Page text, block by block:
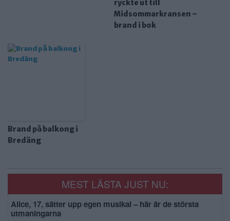
ryckte ut till
Midsommarkransen –
brand i bok
Brand på balkong i
Bredäng
MEST LÄSTA JUST NU:
Alice, 17, sätter upp egen musikal – här är de största
utmaningarna